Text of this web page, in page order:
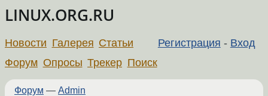
LINUX.ORG.RU
Регистрация - Вход
Новости Галерея Статьи
Форум Опросы Трекер Поиск
Форум — Admin